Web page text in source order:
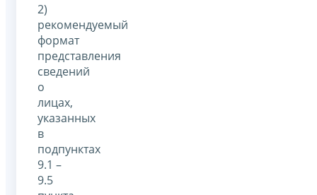
2)
рекомендуемый
формат
представления
сведений
о
лицах,
указанных
в
подпунктах
9.1 –
9.5